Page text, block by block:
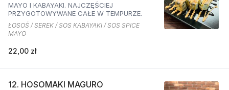
MAYO I KABAYAKI. NAJCZĘŚCIEJ
PRZYGOTOWYWANE CAŁE W TEMPURZE.
ŁOSOŚ / SEREK / SOS KABAYAKI / SOS SPICE
MAYO
22,00 zł
12. HOSOMAKI MAGURO